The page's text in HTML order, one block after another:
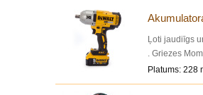
Ļoti jaudiīgs
. Griezes
Platums: 228